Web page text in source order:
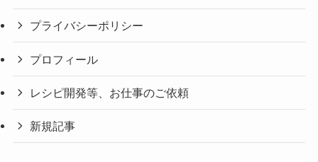
プライバシーポリシー
プロフィール
レシピ開発等、お仕事のご依頼
新規記事